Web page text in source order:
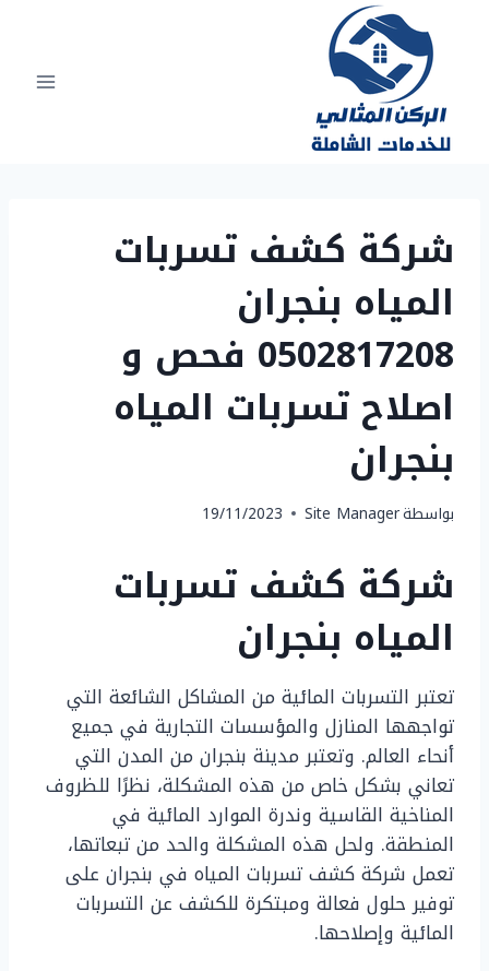
المحتوى
شركة كشف تسربات
المياه بنجران
0502817208 فحص و
اصلاح تسربات المياه
بنجران
بواسطةSite Manager
19/11/2023
شركة كشف تسربات
المياه بنجران
تعتبر التسربات المائية من المشاكل الشائعة التي
تواجهها المنازل والمؤسسات التجارية في جميع
أنحاء العالم. وتعتبر مدينة بنجران من المدن التي
تعاني بشكل خاص من هذه المشكلة، نظرًا للظروف
المناخية القاسية وندرة الموارد المائية في
المنطقة. ولحل هذه المشكلة والحد من تبعاتها،
تعمل شركة كشف تسربات المياه في بنجران على
توفير حلول فعالة ومبتكرة للكشف عن التسربات
المائية وإصلاحها.